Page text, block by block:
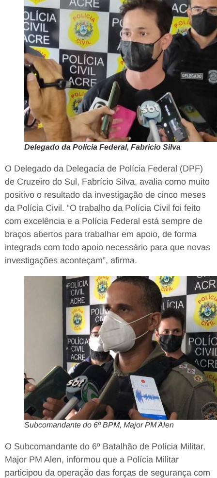
Delegado da Polícia Federal, Fabricio Silva
O Delegado da Delegacia de Polícia Federal (DPF)
de Cruzeiro do Sul, Fabrício Silva, avalia como muito
positivo o resultado da investigação de cinco meses
da Polícia Civil. “O trabalho da Polícia Civil foi feito
com excelência e a Polícia Federal está sempre de
braços abertos para trabalhar em apoio, de forma
integrada com todo apoio necessário para que novas
investigações aconteçam”, afirma.
Subcomandante do 6º BPM, Major PM Alen
O Subcomandante do 6º Batalhão de Polícia Militar,
Major PM Alen, informou que a Polícia Militar
participou da operação das forças de segurança com